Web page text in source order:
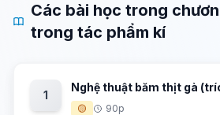
Các bài học trong
trong tác phẩm kí
1
Nghệ thuật băm thịt gà
🟡 90p